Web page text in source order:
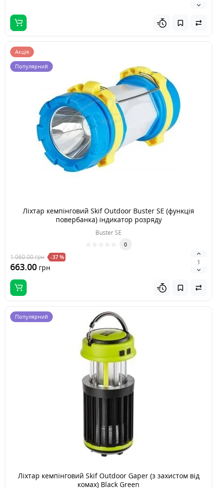
Акція
Популярний
Ліхтар кемпінговий Skif Outdoor Buster SE (функція
повербанка) індикатор розряду
Buster SE
0
1 060.00грн -37 %
663.00 грн
Популярний
Ліхтар кемпінговий Skif Outdoor Gaper (з захистом від
комах) Black Green